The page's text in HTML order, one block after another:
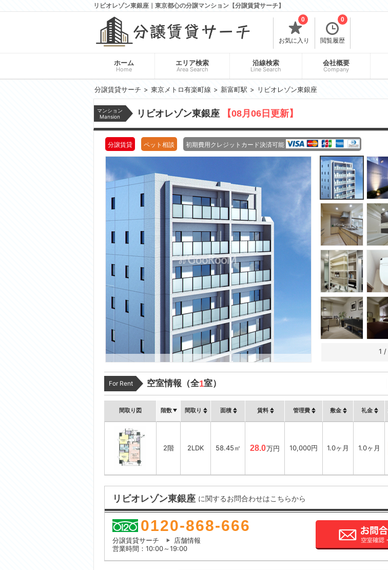
リビオレゾン東銀座｜東京都心の分譲マンション【分譲賃貸サーチ】
お気に入り
0
閲覧履歴
0
ホーム
Home
エリア検索
Area Search
沿線検索
Line Search
会社概要
Company
分譲賃貸サーチ 東京メトロ有楽町線 新富町駅 リビオレゾン東銀座
マンション
Mansion
リビオレゾン東銀座 【08月06日更新】
分譲賃貸 ペット相談 初期費用クレジットカード決済可能
1 /
For Rent 空室情報（全1室）
間取り図 階数 間取り 面積 賃料 管理費 敷金 礼金
2階 2LDK 58.45㎡ 28.0万円 10,000円 1.0ヶ月 1.0ヶ月
リビオレゾン東銀座 に関するお問合わせはこちらから
0120-868-666
分譲賃貸サーチ
店舗情報
営業時間：10:00～19:00